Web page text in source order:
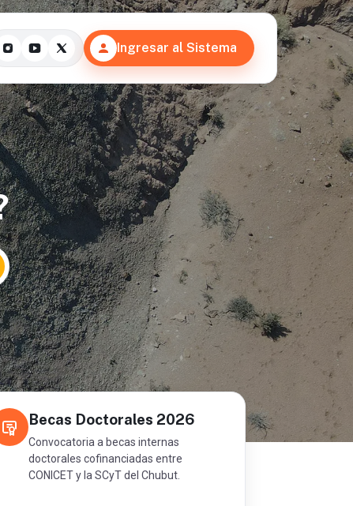
Ingresar al Sistema
Becas Doctorales 2026
Convocatoria a becas internas
doctorales cofinanciadas entre
CONICET y la SCyT del Chubut.